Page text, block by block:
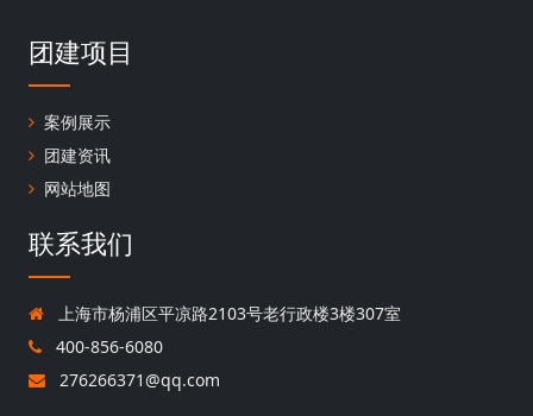
团建项目
案例展示
团建资讯
网站地图
联系我们
上海市杨浦区平凉路2103号老行政楼3楼307室
400-856-6080
276266371@qq.com